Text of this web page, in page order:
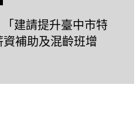
建請提升臺中市特
補助及混齡班增